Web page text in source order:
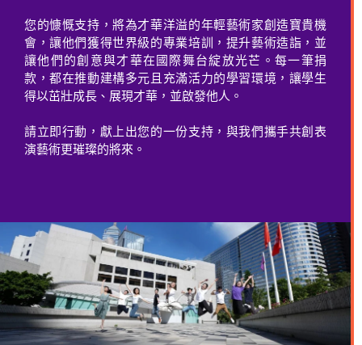
您的慷慨支持，將為才華洋溢的年輕藝術家創造寶貴機
會，讓他們獲得世界級的專業培訓，提升藝術造詣，並
讓他們的創意與才華在國際舞台綻放光芒。每一筆捐
款，都在推動建構多元且充滿活力的學習環境，讓學生
得以茁壯成長、展現才華，並啟發他人。
請立即行動，獻上出您的一份支持，與我們攜手共創表
演藝術更璀璨的將來。